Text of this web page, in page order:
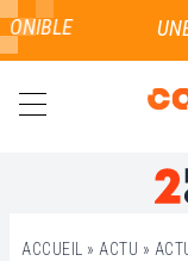
ACCUEIL » ACTU »